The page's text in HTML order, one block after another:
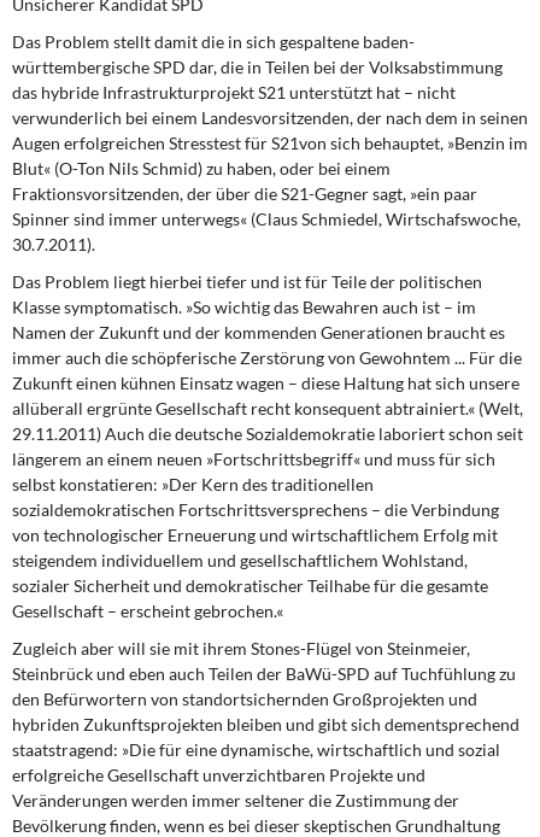
Unsicherer Kandidat SPD
Das Problem stellt damit die in sich gespaltene baden-
württembergische SPD dar, die in Teilen bei der Volksabstimmung
das hybride Infrastrukturprojekt S21 unterstützt hat – nicht
verwunderlich bei einem Landesvorsitzenden, der nach dem in seinen
Augen erfolgreichen Stresstest für S21von sich behauptet, »Benzin im
Blut« (O-Ton Nils Schmid) zu haben, oder bei einem
Fraktionsvorsitzenden, der über die S21-Gegner sagt, »ein paar
Spinner sind immer unterwegs« (Claus Schmiedel, Wirtschafswoche,
30.7.2011).
Das Problem liegt hierbei tieferund ist für Teile der politischen
Klasse symptomatisch. »So wichtig das Bewahren auch ist – im
Namen der Zukunft und der kommenden Generationen braucht es
immer auch die schöpferische Zerstörung von Gewohntem ... Für die
Zukunft einen kühnen Einsatz wagen – diese Haltung hat sich unsere
allüberall ergrünte Gesellschaft recht konsequent abtrainiert.« (Welt,
29.11.2011) Auch die deutsche Sozialdemokratie laboriert schon seit
längerem an einem neuen »Fortschrittsbegriff« und muss für sich
selbst konstatieren: »Der Kern des traditionellen
sozialdemokratischen Fortschrittsversprechens – die Verbindung
von technologischer Erneuerung und wirtschaftlichem Erfolg mit
steigendem individuellem und gesellschaftlichem Wohlstand,
sozialer Sicherheit und demokratischer Teilhabe für die gesamte
Gesellschaft – erscheint gebrochen.«
Zugleich aber will sie mit ihrem Stones-Flügel von Steinmeier,
Steinbrück und eben auch Teilen der BaWü-SPD auf Tuchfühlung zu
den Befürwortern von standortsichernden Großprojekten und
hybriden Zukunftsprojekten bleiben und gibt sich dementsprechend
staatstragend: »Die für eine dynamische, wirtschaftlich und sozial
erfolgreiche Gesellschaft unverzichtbaren Projekte und
Veränderungen werden immer seltener die Zustimmung der
Bevölkerung finden, wenn es bei dieser skeptischen Grundhaltung